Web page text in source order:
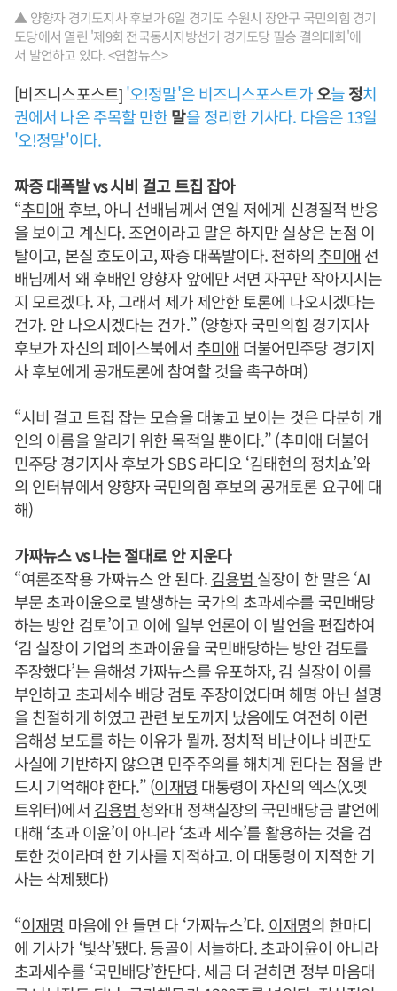
▲ 양향자 경기도지사 후보가 6일 경기도 수원시 장안구 국민의힘 경기
도당에서 열린 '제9회 전국동시지방선거 경기도당 필승 결의대회'에
서 발언하고 있다. <연합뉴스>
[비즈니스포스트]'오!정말'은 비즈니스포스트가오늘정치
권에서 나온 주목할 만한말을 정리한 기사다. 다음은 13일
'오!정말'이다.
짜증 대폭발 vs 시비 걸고 트집 잡아
“추미애 후보, 아니 선배님께서 연일 저에게 신경질적 반응
을 보이고 계신다. 조언이라고 말은 하지만 실상은 논점 이
탈이고, 본질 호도이고, 짜증 대폭발이다. 천하의 추미애 선
배님께서 왜 후배인 양향자 앞에만 서면 자꾸만 작아지시는
지 모르겠다. 자, 그래서 제가 제안한 토론에 나오시겠다는
건가. 안 나오시겠다는 건가.” (양향자 국민의힘 경기지사
후보가 자신의 페이스북에서 추미애 더불어민주당 경기지
사 후보에게 공개토론에 참여할 것을 촉구하며)
“시비 걸고 트집 잡는 모습을 대놓고 보이는 것은 다분히 개
인의 이름을 알리기 위한 목적일 뿐이다.” (추미애 더불어
민주당 경기지사 후보가 SBS 라디오 ‘김태현의 정치쇼’와
의 인터뷰에서 양향자 국민의힘 후보의 공개토론 요구에 대
해)
가짜뉴스 vs 나는 절대로 안 지운다
“여론조작용 가짜뉴스 안 된다.김용범 실장이 한 말은 ‘AI
부문 초과이윤으로 발생하는 국가의 초과세수를 국민배당
하는 방안 검토’이고 이에 일부 언론이 이 발언을 편집하여
‘김 실장이 기업의 초과이윤을 국민배당하는 방안 검토를
주장했다’는 음해성 가짜뉴스를 유포하자, 김 실장이 이를
부인하고 초과세수 배당 검토 주장이었다며 해명 아닌 설명
을 친절하게 하였고 관련 보도까지 났음에도 여전히 이런
음해성 보도를 하는 이유가 뭘까. 정치적 비난이나 비판도
사실에 기반하지 않으면 민주주의를 해치게 된다는 점을 반
드시 기억해야 한다.” (이재명 대통령이 자신의 엑스(X.옛
트위터)에서 김용범 청와대 정책실장의 국민배당금 발언에
대해 ‘초과 이윤’이 아니라 ‘초과 세수’를 활용하는 것을 검
토한 것이라며 한 기사를 지적하고. 이 대통령이 지적한 기
사는 삭제됐다)
“이재명 마음에 안 들면 다 ‘가짜뉴스’다. 이재명의 한마디
에 기사가 ‘빛삭’됐다. 등골이 서늘하다. 초과이윤이 아니라
초과세수를 ‘국민배당’한단다. 세금 더 걷히면 정부 마음대